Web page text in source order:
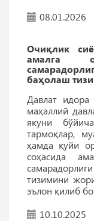
08.01.2026
Очиқлик
амалга
баҳолаш
Давлат
маҳаллий
якуни
тармоқлар,
ҳамда қуйи
соҳасида
тизимини
эълон қилиб
10.10.2025